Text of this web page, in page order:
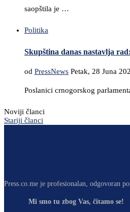
saopštila je …
Politika
Skupština danas nastavlja
od PressNews Petak, 28 Juna
Poslanici crnogorskog
Noviji članci
Stariji članci
Press.co.me je profesionalan, odgovoran
Mi smo tu zbog Vas, čitamo se!